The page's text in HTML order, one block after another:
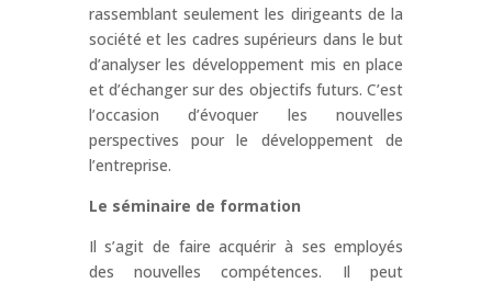
rassemblant seulement les dirigeants de la
société et les cadres supérieurs dans le but
d’analyser les développement mis en place
et d’échanger sur des objectifs futurs. C’est
l’occasion d’évoquer les nouvelles
perspectives pour le développement de
l’entreprise.
Le séminaire de formation
Il s’agit de faire acquérir à ses employés
des nouvelles compétences. Il peut